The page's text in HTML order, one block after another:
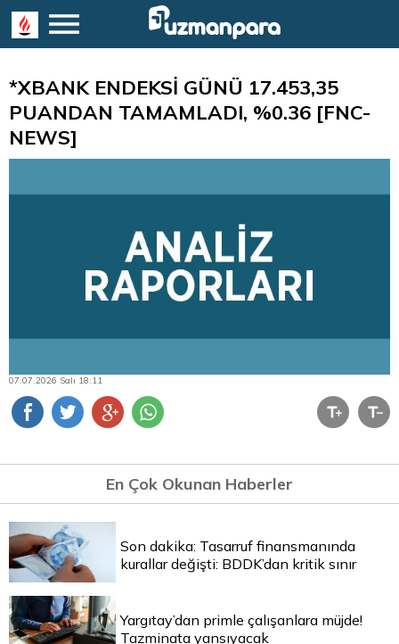
*XBANK ENDEKSİ GÜNÜ 17.453,35
PUANDAN TAMAMLADI, %0.36 [FNC-
NEWS]
07.07.2026 Salı 18:11
En Çok Okunan Haberler
Son dakika: Tasarruf finansmanında
kurallar değişti: BDDK’dan kritik sınır
Yargıtay’dan primle çalışanlara müjde!
Tazminata yansıyacak